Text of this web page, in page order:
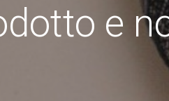
e